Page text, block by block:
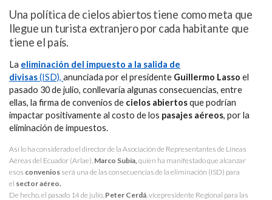
Una política de cielos abiertos tiene como meta que
llegue un turista extranjero por cada habitante que
tiene el país.
La eliminación del impuesto a la salida de
divisas(ISD), anunciada por el presidente Guillermo Lasso el
pasado 30 de julio, conllevaría algunas consecuencias, entre
ellas, la firma de convenios de cielos abiertosque podrían
impactar positivamente al costo de los pasajes aéreos, por la
eliminación de impuestos.
Así lo ha considerado el director de la Asociación de Representantes de Líneas
Aéreas del Ecuador (Arlae), Marco Subía, quien ha manifestado que alcanzar
esos convenios será una de las consecuencias de la eliminación (ISD) para
el sector aéreo.
De hecho, el pasado 14 de julio, Peter Cerdá , vicepresidente Regional para las